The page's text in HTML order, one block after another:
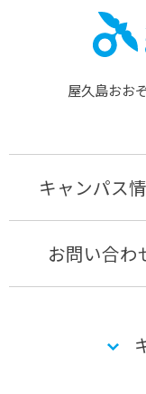
屋久島おお
キャンパス
お問い合わ